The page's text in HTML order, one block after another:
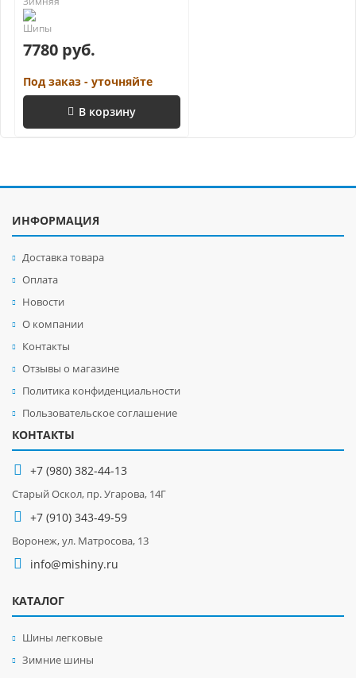
7780 руб.
Под заказ - уточняйте
В корзину
ИНФОРМАЦИЯ
Доставка товара
Оплата
Новости
О компании
Контакты
Отзывы о магазине
Политика конфиденциальности
Пользовательское соглашение
КОНТАКТЫ
+7 (980) 382-44-13
Старый Оскол, пр. Угарова, 14Г
+7 (910) 343-49-59
Воронеж, ул. Матросова, 13
info@mishiny.ru
КАТАЛОГ
Шины легковые
Зимние шины